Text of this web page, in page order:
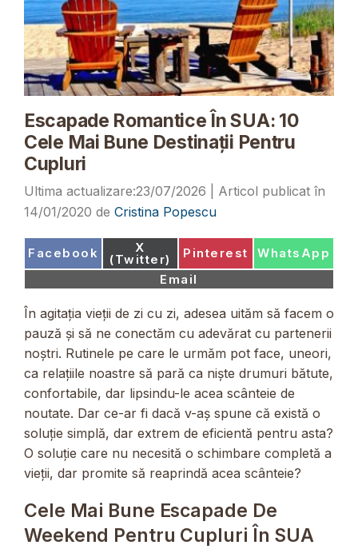
Escapade Romantice În SUA: 10
Cele Mai Bune Destinații Pentru
Cupluri
23/07/2026
14/01/2020 de Cristina Popescu
Share
Facebook Share
on
X
(Twitter) Share
Pinterest Share
WhatsApp
Share
on
Email
În agitația vieții de zi cu zi, adesea uităm să facem o
pauză și să ne conectăm cu adevărat cu partenerii
noștri. Rutinele pe care le urmăm pot face, uneori,
ca relațiile noastre să pară ca niște drumuri bătute,
confortabile, dar lipsindu-le acea scânteie de
noutate. Dar ce-ar fi dacă v-aș spune că există o
soluție simplă, dar extrem de eficientă pentru asta?
O soluție care nu necesită o schimbare completă a
vieții, dar promite să reaprindă acea scânteie?
Cele Mai Bune Escapade De
Weekend Pentru Cupluri În SUA